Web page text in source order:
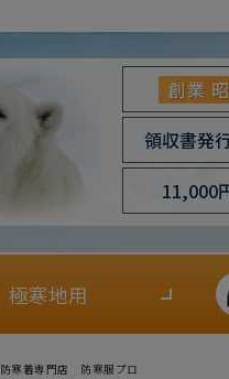
創業
領収書発
11,000
極寒地用
防寒着専門店 防寒服プロ